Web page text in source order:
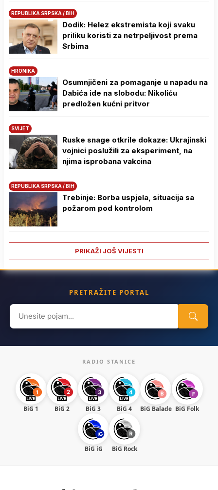
REPUBLIKA SRPSKA / BIH
Dodik: Helez ekstremista koji svaku
priliku koristi za netrpeljivost prema
Srbima
HRONIKA
Osumnjičeni za pomaganje u napadu na
Dabića ide na slobodu: Nikoliću
predložen kućni pritvor
SVIJET
Ruske snage otkrile dokaze: Ukrajinski
vojnici poslužili za eksperiment, na
njima isprobana vakcina
REPUBLIKA SRPSKA / BIH
Trebinje: Borba uspjela, situacija sa
požarom pod kontrolom
PRIKAŽI JOŠ VIJESTI
PRETRAŽITE PORTAL
Search
for:
RADIO STANICE
BiG 1 BiG 2 BiG 3 BiG 4 BiG Balade BiG Folk
BiG iG BiG Rock